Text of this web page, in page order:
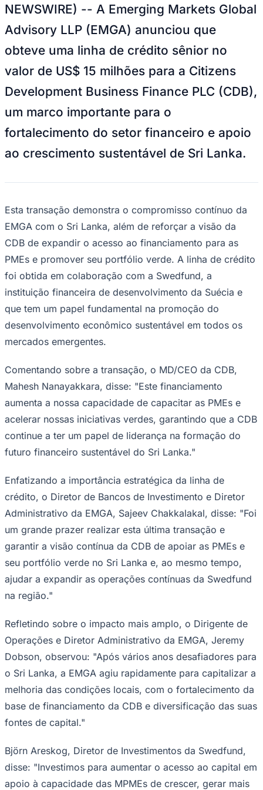
Juventude
real, classificação e notícias esportivas.
04 /10Acompanhar jogos
Newsletter Bom Dia Barueri
Resultados das Loterias
Esportes ao Vivo
Trânsito em Tempo Real
Clima e Previsão do Tempo
Vagas de Emprego
Portal Pet
Explore Barueri
Guia de Empresas
Publicidade Anuncie Aqui
Geral Seguir 3min de leitura
EMGA Obtém Linha de Crédito Sênior
de US$ 15 milhões para a CDB
LONDRES, June 29, 2026 (GLOBE
NEWSWIRE) -- A Emerging Markets Global
Advisory LLP (EMGA) anunciou que
obteve uma linha de crédito sênior no
valor de US$ 15 milhões para a Citizens
Development Business Finance PLC (CDB),
um marco importante para o
fortalecimento do setor financeiro e apoio
ao crescimento sustentável de Sri Lanka.
EMGA com o Sri Lanka, além de reforçar a visão da
CDB de expandir o acesso ao financiamento para as
PMEs e promover seu portfólio verde. A linha de crédito
foi obtida em colaboração com a Swedfund, a
instituição financeira de desenvolvimento da Suécia e
que tem um papel fundamental na promoção do
desenvolvimento econômico sustentável em todos os
mercados emergentes.
Comentando sobre a transação, o MD/CEO da CDB,
Mahesh Nanayakkara, disse: "Este financiamento
aumenta a nossa capacidade de capacitar as PMEs e
acelerar nossas iniciativas verdes, garantindo que a CDB
continue a ter um papel de liderança na formação do
futuro financeiro sustentável do Sri Lanka."
crédito, o Diretor de Bancos de Investimento e Diretor
Administrativo da EMGA, Sajeev Chakkalakal, disse: "Foi
um grande prazer realizar esta última transação e